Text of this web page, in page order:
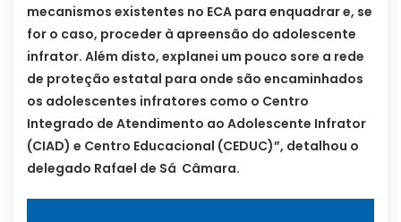
mecanismos existentes no ECA para enquadrar e, se
for o caso, proceder à apreensão do adolescente
infrator. Além disto, explanei um pouco sore a rede
de proteção estatal para onde são encaminhados
os adolescentes infratores como o Centro
Integrado de Atendimento ao Adolescente Infrator
(CIAD) e Centro Educacional (CEDUC)”, detalhou o
delegado Rafael de Sá Câmara.